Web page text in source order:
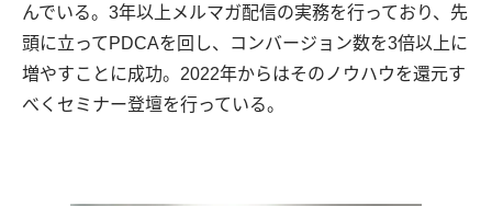
んでいる。3年以上メルマガ配信の実務を行っており、先
頭に立ってPDCAを回し、コンバージョン数を3倍以上に
増やすことに成功。2022年からはそのノウハウを還元す
べくセミナー登壇を行っている。